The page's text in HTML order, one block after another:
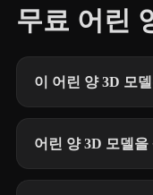
무료 어린
이 어린 양 3D 모
어린 양 3D 모델